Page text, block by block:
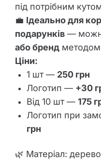
під потрібним
💼 Ідеально для
подарунків —
або бренд методом
Ціни:
1 шт — 250 грн
Логотип — +30
Від 10 шт — 175
Логотип при
грн
🌿 Матеріал: дерево